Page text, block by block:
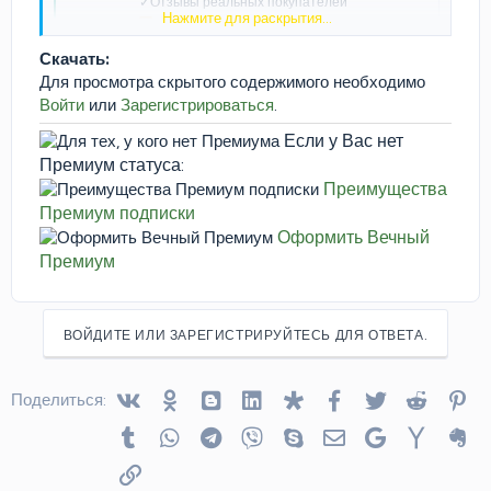
www.livemaster.ru
Нажмите для раскрытия...
Скачать:
Для просмотра скрытого содержимого необходимо
Войти или Зарегистрироваться.
Если у Вас нет
Премиум статуса:
Преимущества
Премиум подписки
Оформить Вечный
Премиум
ВОЙДИТЕ ИЛИ ЗАРЕГИСТРИРУЙТЕСЬ ДЛЯ ОТВЕТА.
Поделиться: VkontakteOdnoklassniki
Blogger Linked InDiasporaFacebook
TwitterReddit
Tumblr WhatsAppTelegram
Viber SkypeЭлектронная почта
Google Yahoo
Ссылка